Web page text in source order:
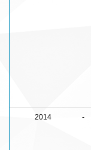
2014 -